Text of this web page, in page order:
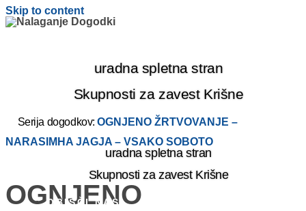
Skip to content
uradna spletna stran
Skupnosti za zavest Krišne
uradna spletna stran
Skupnosti za zavest Krišne
OBIŠČI NAS
Serija dogodkov:OGNJENO ŽRTVOVANJE –
NARASIMHA JAGJA – VSAKO SOBOTO
OGNJENO